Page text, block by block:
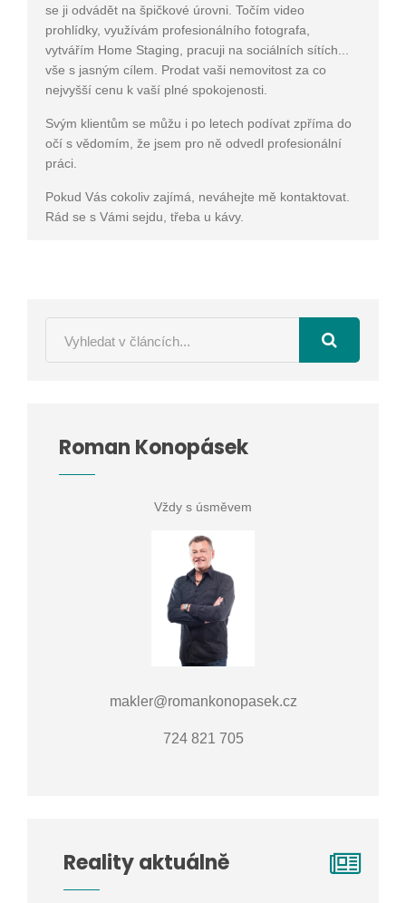
se ji odvádět na špičkové úrovni. Točím video
prohlídky, využívám profesionálního fotografa,
vytvářím Home Staging, pracuji na sociálních sítích...
vše s jasným cílem. Prodat vaši nemovitost za co
nejvyšší cenu k vaší plné spokojenosti.
Svým klientům se můžu i po letech podívat zpříma do
očí s vědomím, že jsem pro ně odvedl profesionální
práci.
Pokud Vás cokoliv zajímá, neváhejte mě kontaktovat.
Rád se s Vámi sejdu, třeba u kávy.
Roman Konopásek
Vždy s úsměvem
makler@romankonopasek.cz
724 821 705
Reality aktuálně